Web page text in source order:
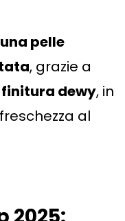
una pelle
, grazie a
finitura dewy, in
al